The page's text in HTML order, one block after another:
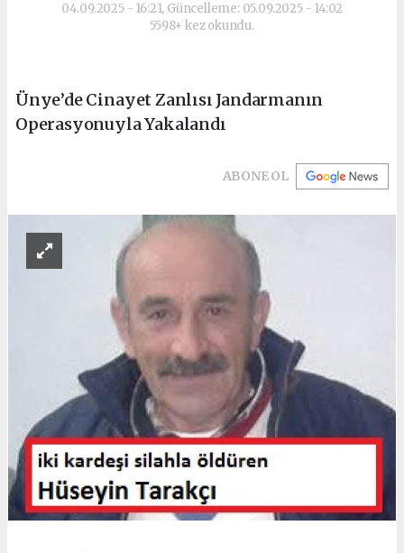
04.09.2025 - 16:21, Güncelleme: 05.09.2025 - 14:02
5598+ kez okundu.
Ünye’de Cinayet Zanlısı Jandarmanın
Operasyonuyla Yakalandı
ABONE OL